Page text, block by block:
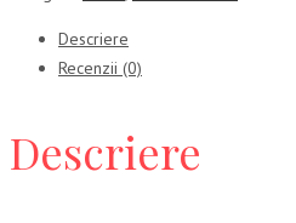
Descriere
Recenzii (0)
Descriere